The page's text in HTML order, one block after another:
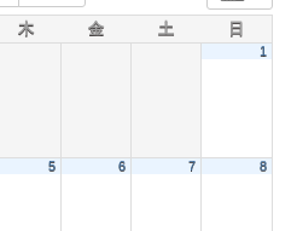
木 金 土 日
1
5 6 7 8